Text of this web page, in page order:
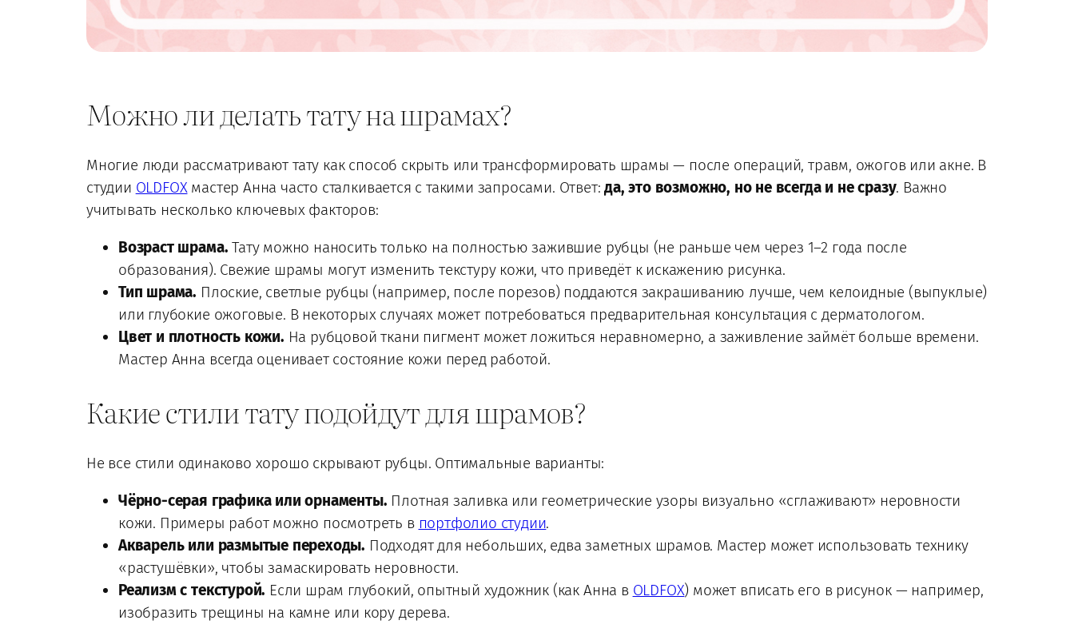
Можно ли делать тату на шрамах?
Многие люди рассматривают тату как способ скрыть или трансформировать шрамы — после операций, травм, ожогов или акне. В
студии OLDFOXмастер Анна часто сталкивается с такими запросами. Ответ:да, это возможно, но не всегда и не сразу. Важно
учитывать несколько ключевых факторов:
Возраст шрама. Тату можно наносить только на полностью зажившие рубцы (не раньше чем через 1–2 года после
образования). Свежие шрамы могут изменить текстуру кожи, что приведёт к искажению рисунка.
Тип шрама. Плоские, светлые рубцы (например, после порезов) поддаются закрашиванию лучше, чем келоидные (выпуклые)
или глубокие ожоговые. В некоторых случаях может потребоваться предварительная консультация с дерматологом.
Цвет и плотность кожи. На рубцовой ткани пигмент может ложиться неравномерно, а заживление займёт больше времени.
Мастер Анна всегда оценивает состояние кожи перед работой.
Какие стили тату подойдут для шрамов?
Не все стили одинаково хорошо скрывают рубцы. Оптимальные варианты:
Чёрно-серая графика или орнаменты. Плотная заливка или геометрические узоры визуально «сглаживают» неровности
кожи. Примеры работ можно посмотреть в портфолио студии.
Акварель или размытые переходы. Подходят для небольших, едва заметных шрамов. Мастер может использовать технику
«растушёвки», чтобы замаскировать неровности.
Реализм с текстурой. Если шрам глубокий, опытный художник (как Анна в OLDFOX) может вписать его в рисунок — например,
изобразить трещины на камне или кору дерева.